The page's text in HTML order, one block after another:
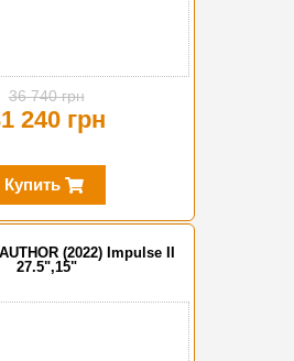
36 740 грн
240 грн
Купить
(2022) Impulse II
27.5",15"